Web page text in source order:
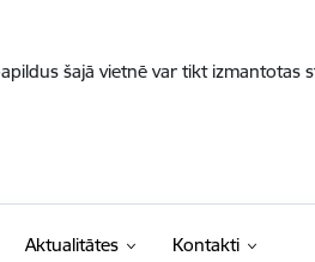
šajā vietnē var tikt izmantotas
Aktualitātes Kontakti